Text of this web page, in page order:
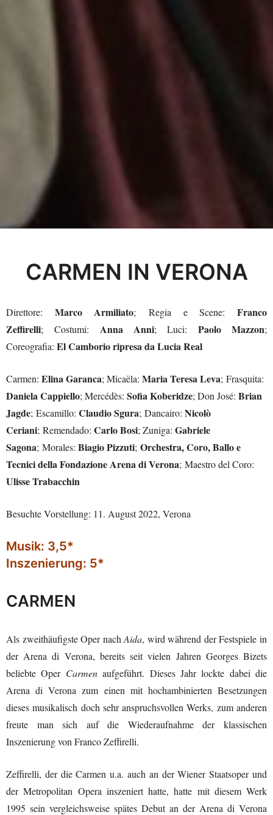
CARMEN IN VERONA
Direttore: Marco Armiliato; Regia e Scene:Franco
Zeffirelli; Costumi: Anna Anni; Luci: Paolo Mazzon;
Coreografia: El Camborio ripresa da Lucia Real
Carmen: Elina Garanca; Micaëla: Maria Teresa Leva; Frasquita:
Daniela Cappiello; Mercédès: Sofia Koberidze; Don José: Brian
Jagde; Escamillo: Claudio Sgura; Dancairo: Nicolò
Ceriani; Remendado: Carlo Bosi; Zuniga: Gabriele
Sagona; Morales: Biagio Pizzuti; Orchestra, Coro, Ballo e
Tecnici della Fondazione Arena di Verona; Maestro del Coro:
Ulisse Trabacchin
Besuchte Vorstellung: 11. August 2022, Verona
Musik: 3,5*
Inszenierung: 5*
CARMEN
Als zweithäufigste Oper nachAida, wird während der Festspiele in
der Arena di Verona, bereits seit vielen Jahren Georges Bizets
beliebte Oper Carmenaufgeführt. Dieses Jahr lockte dabei die
Arena di Verona zum einen mit hochambinierten Besetzungen
dieses musikalisch doch sehr anspruchsvollen Werks, zum anderen
freute man sich auf die Wiederaufnahme der klassischen
Inszenierung von Franco Zeffirelli.
Zeffirelli, der die Carmen u.a. auch an der Wiener Staatsoper und
der Metropolitan Opera inszeniert hatte, hatte mit diesem Werk
1995 sein vergleichsweise spätes Debut an der Arena di Verona